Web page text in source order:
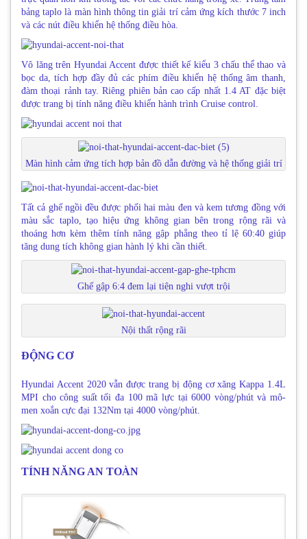
bảng taplo là màn hình thông tin giải trí cảm ứng kích thước 7 inch
và các nút điều khiển hệ thống điều hòa.
Vô lăng trên Hyundai Accent được thiết kế kiểu 3 chấu thể thao và
bọc da, tích hợp đầy đủ các phím điều khiển hệ thống âm thanh,
đàm thoại rảnh tay. Riêng phiên bản cao cấp nhất 1.4 AT đặc biệt
được trang bị tính năng điều khiển hành trình Cruise control.
Màn hình cảm ứng tích hợp bản đồ dẫn đường và hệ thống giải trí
Tất cả ghế ngồi đều được phối hai màu đen và kem tương đồng với
màu sắc taplo, tạo hiệu ứng không gian bên trong rộng rãi và
thoáng hơn kèm thêm tính năng gập phẳng theo tỉ lệ 60:40 giúp
tăng dung tích không gian hành lý khi cần thiết.
Ghế gập 6:4 đem lại tiện nghi vượt trội
Nội thất rộng rãi
ĐỘNG CƠ
Hyundai Accent 2020 vẫn được trang bị động cơ xăng Kappa 1.4L
MPI cho công suất tối đa 100 mã lực tại 6000 vòng/phút và mô-
men xoắn cực đại 132Nm tại 4000 vòng/phút.
TÍNH NĂNG AN TOÀN